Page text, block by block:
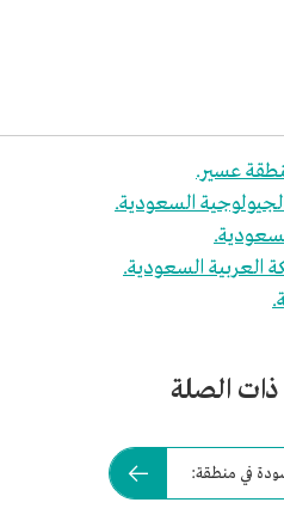
عسير.
السعودية.
العربية السعودية.
ذات الصلة
في منطقة: